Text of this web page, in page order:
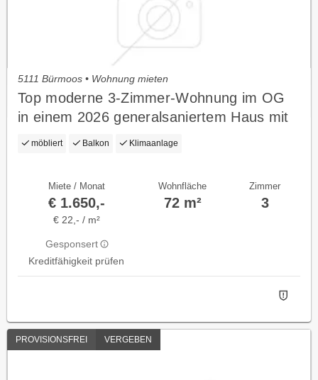
5111 Bürmoos • Wohnung mieten
Top moderne 3-Zimmer-Wohnung im OG
in einem 2026 generalsaniertem Haus mit
großen Balkon, Internet, Klima und E-
möbliert Balkon Klimaanlage
Miete / Monat
€ 1.650,-
€ 22,- / m²
Gesponsert
Kreditfähigkeit prüfen
Wohnfläche
72 m²
Zimmer
3
PROVISIONSFREI VERGEBEN